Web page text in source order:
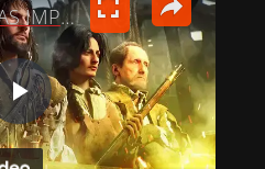
P
Mis PRIMERAS IMPRESIONES de The Mound: Omen of Cthulhu